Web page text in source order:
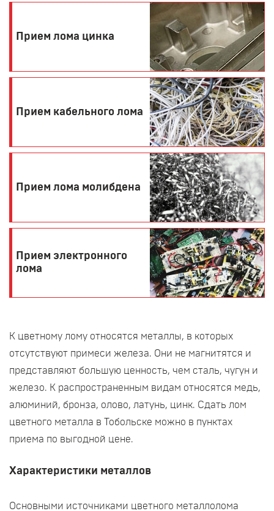
Прием лома цинка
Прием кабельного лома
Прием лома молибдена
Прием электронного
лома
К цветному лому относятся металлы, в которых
отсутствуют примеси железа. Они не магнитятся и
представляют большую ценность, чем сталь, чугун и
железо. К распространенным видам относятся медь,
алюминий, бронза, олово, латунь, цинк. Сдать лом
цветного металла в Тобольске можно в пунктах
приема по выгодной цене.
Характеристики металлов
Основными источниками цветного металлолома